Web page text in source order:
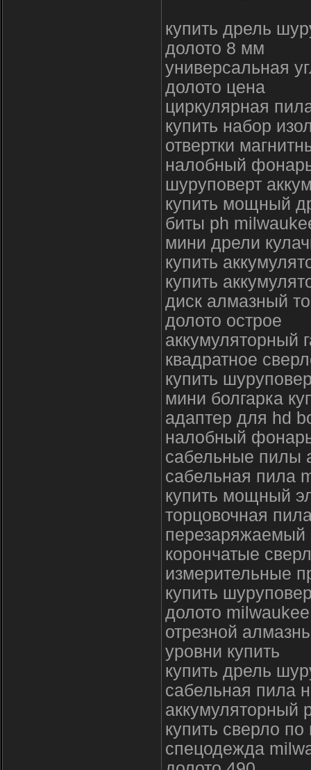
купить дрель
долото 8 мм
универсальная
долото цена
циркулярная
купить набор
отвертки
налобный
шуруповерт
купить мощный
биты ph
мини дрели
купить
купить
диск алмазный
долото острое
аккумуляторный
квадратное
купить
мини болгарка
адаптер для hd
налобный
сабельные пилы
сабельная пила
купить мощный
торцовочная
корончатые
измерительные
купить
долото milwaukee
отрезной
уровни купить
купить дрель
сабельная пила
аккумуляторный
купить сверло
спецодежда